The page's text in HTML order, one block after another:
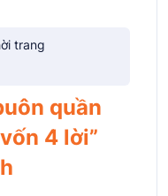
trang
quần
4 lời”